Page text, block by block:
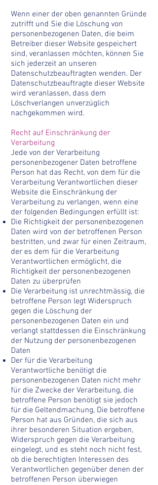
Wenn einer der oben genannten Gründe
zutrifft und Sie die Löschung von
personenbezogenen Daten, die beim
Betreiber dieser Website gespeichert
sind, veranlassen möchten, können Sie
sich jederzeit an unseren
Datenschutzbeauftragten wenden. Der
Datenschutzbeauftragte dieser Website
wird veranlassen, dass dem
Löschverlangen unverzüglich
nachgekommen wird.
Recht auf Einschränkung der
Verarbeitung
Jede von der Verarbeitung
personenbezogener Daten betroffene
Person hat das Recht, von dem für die
Verarbeitung Verantwortlichen dieser
Website die Einschränkung der
Verarbeitung zu verlangen, wenn eine
der folgenden Bedingungen erfüllt ist:
Die Richtigkeit der personenbezogenen
Daten wird von der betroffenen Person
bestritten, und zwar für einen Zeitraum,
der es dem für die Verarbeitung
Verantwortlichen ermöglicht, die
Richtigkeit der personenbezogenen
Daten zu überprüfen
Die Verarbeitung ist unrechtmässig, die
betroffene Person legt Widerspruch
gegen die Löschung der
personenbezogenen Daten ein und
verlangt stattdessen die Einschränkung
der Nutzung der personenbezogenen
Daten
Der für die Verarbeitung
Verantwortliche benötigt die
personenbezogenen Daten nicht mehr
für die Zwecke der Verarbeitung, die
betroffene Person benötigt sie jedoch
für die Geltendmachung, Die betroffene
Person hat aus Gründen, die sich aus
ihrer besonderen Situation ergeben,
Widerspruch gegen die Verarbeitung
eingelegt, und es steht noch nicht fest,
ob die berechtigten Interessen des
Verantwortlichen gegenüber denen der
betroffenen Person überwiegen